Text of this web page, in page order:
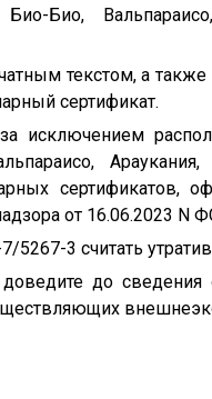
Био,
текстом, а
сертификат.
исключением
сертификатов,
от 16.06.2023 N
3 считать
до сведения